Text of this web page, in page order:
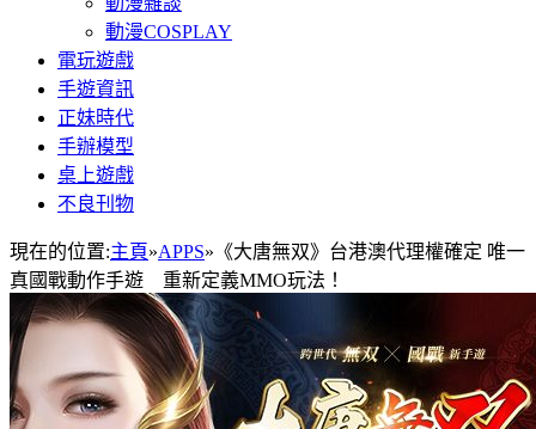
動漫COSPLAY
電玩遊戲
手遊資訊
正妹時代
手辦模型
桌上遊戲
不良刊物
現在的位置:主頁»APPS» 《大唐無双》台港澳代理權確定 唯一
真國戰動作手遊 重新定義MMO玩法！